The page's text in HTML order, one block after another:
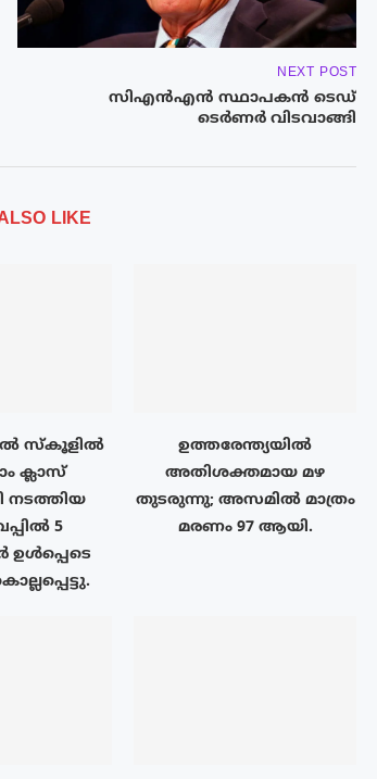
NEXT POST
സിഎൻഎൻ സ്ഥാപകൻ ടെഡ്
ടെർണർ വിടവാങ്ങി
LIKE
സ്കൂളിൽ
ക്ലാസ്
നടത്തിയ
5
ഉത്തരേന്ത്യയിൽ
അതിശക്തമായ മഴ
തുടരുന്നു; അസമിൽ മാത്രം
മരണം 97 ആയി.